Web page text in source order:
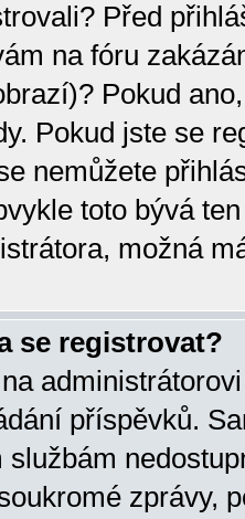
Před
na fóru
Pokud
Pokud jste se
nemůžete
toto bývá
možná
se registrovat?
příspěvků.
zprávy,